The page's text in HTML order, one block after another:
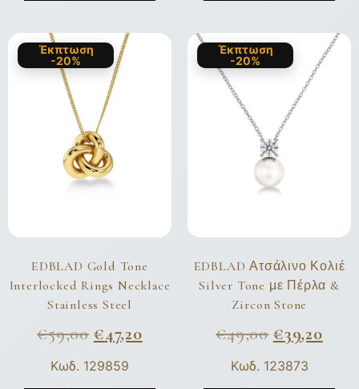
Έκπτωση
-20%
EDBLAD Gold Tone
Interlocked Rings Necklace
Stainless Steel
€59,00 €47,20
Κωδ. 129859
Έκπτωση
-20%
EDBLAD Ατσάλινο Κολιέ
Silver Tone με Πέρλα &
Zircon Stone
€49,00 €39,20
Κωδ. 123873